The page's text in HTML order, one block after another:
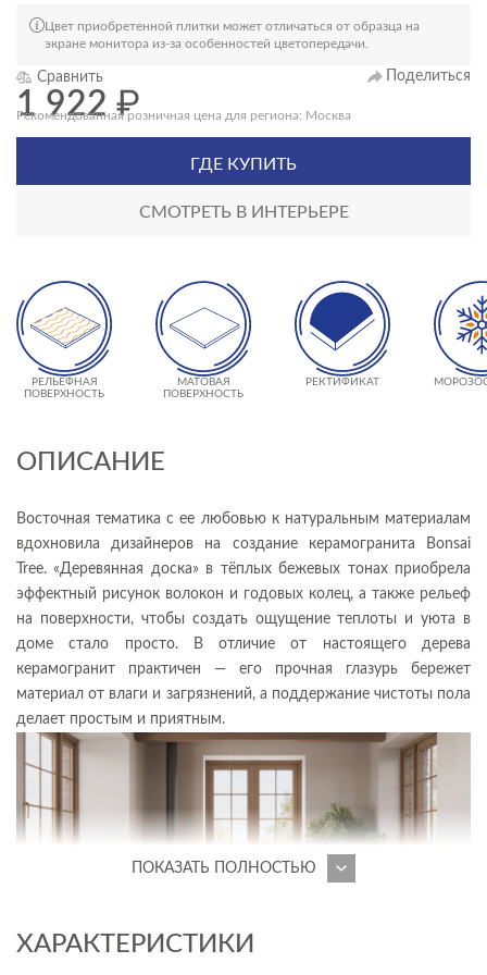
Цвет приобретенной плитки может отличаться от образца на
экране монитора из-за особенностей цветопередачи.
Сравнить Поделиться
1 922₽
Рекомендованная розничная цена для региона: Москва
ГДЕ КУПИТЬ
СМОТРЕТЬ В ИНТЕРЬЕРЕ
РЕЛЬЕФНАЯ
ПОВЕРХНОСТЬ
МАТОВАЯ
ПОВЕРХНОСТЬ
РЕКТИФИКАТ
ОПИСАНИЕ
Восточная тематика с ее любовью к натуральным материалам
вдохновила дизайнеров на создание керамогранита Bonsai
Tree. «Деревянная доска» в тёплых бежевых тонах приобрела
эффектный рисунок волокон и годовых колец, а также рельеф
на поверхности, чтобы создать ощущение теплоты и уюта в
доме стало просто. В отличие от настоящего дерева
керамогранит практичен — его прочная глазурь бережет
материал от влаги и загрязнений, а поддержание чистоты пола
делает простым и приятным.
ПОКАЗАТЬ ПОЛНОСТЬЮ
ХАРАКТЕРИСТИКИ